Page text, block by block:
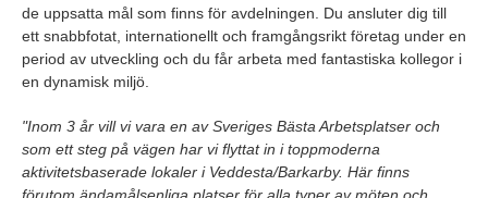
de uppsatta mål som finns för avdelningen. Du ansluter dig till
ett snabbfotat, internationellt och framgångsrikt företag under en
period av utveckling och du får arbeta med fantastiska kollegor i
en dynamisk miljö.
"Inom 3 år vill vi vara en av Sveriges Bästa Arbetsplatser och
som ett steg på vägen har vi flyttat in i toppmoderna
aktivitetsbaserade lokaler i Veddesta/Barkarby. Här finns